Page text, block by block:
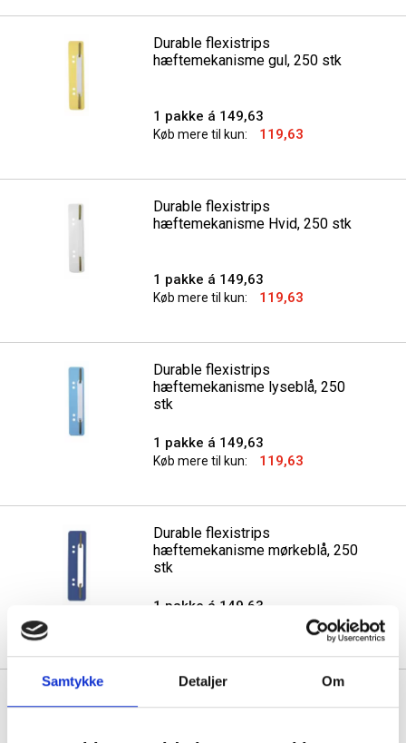
Samtykke Detaljer Om
Durable flexistrips
hæftemekanisme gul, 250 stk
1 pakke á 149,63
Køb mere til kun: 119,63
Durable flexistrips
hæftemekanisme Hvid, 250 stk
1 pakke á 149,63
Køb mere til kun: 119,63
Durable flexistrips
hæftemekanisme lyseblå, 250
stk
1 pakke á 149,63
Køb mere til kun: 119,63
Durable flexistrips
hæftemekanisme mørkeblå, 250
stk
1 pakke á 149,63
ClickBind PVC hvid, 100 stk